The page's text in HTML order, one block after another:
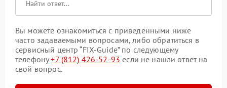
Вы можете ознакомиться с приведенными ниже
часто задаваемыми вопросами, либо обратиться в
сервисный центр “FIX-Guide” по следующему
телефону+7 (812) 426-52-93 если не нашли ответ на
свой вопрос.